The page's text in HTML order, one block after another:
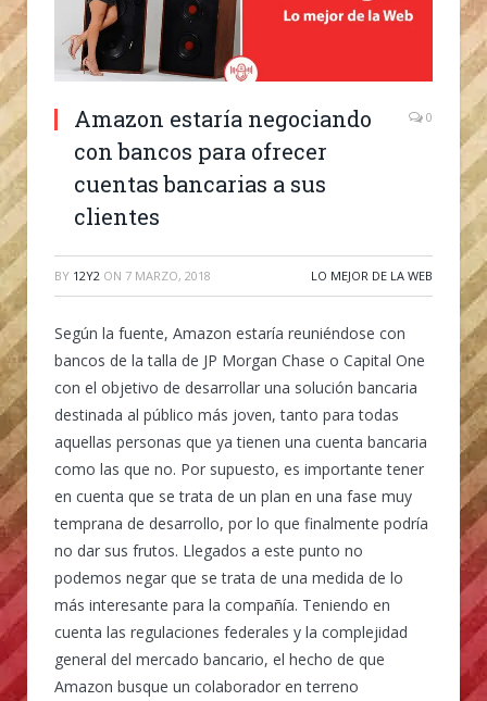
Amazon estaría negociando
con bancos para ofrecer
cuentas bancarias a sus
clientes
0
BY 12Y2 ON 7 MARZO, 2018 LO MEJOR DE LA WEB
Según la fuente, Amazon estaría reuniéndose con
bancos de la talla de JP Morgan Chase o Capital One
con el objetivo de desarrollar una solución bancaria
destinada al público más joven, tanto para todas
aquellas personas que ya tienen una cuenta bancaria
como las que no. Por supuesto, es importante tener
en cuenta que se trata de un plan en una fase muy
temprana de desarrollo, por lo que finalmente podría
no dar sus frutos. Llegados a este punto no
podemos negar que se trata de una medida de lo
más interesante para la compañía. Teniendo en
cuenta las regulaciones federales y la complejidad
general del mercado bancario, el hecho de que
Amazon busque un colaborador en terreno